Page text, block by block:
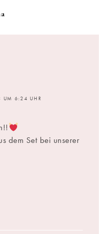
UM 6:24 UHR
dem Set bei unserer